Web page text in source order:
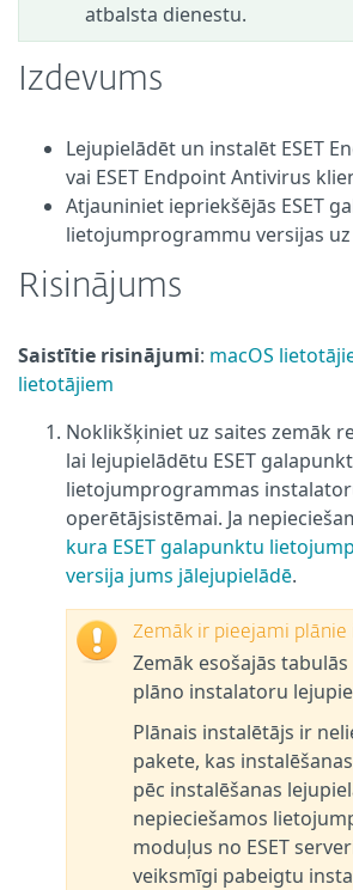
atbalsta dienestu.
Izdevums
Lejupielādēt un instalēt ESET
vai ESET Endpoint Antivirus
Atjauniniet iepriekšējās ESET
lietojumprogrammu versijas
Risinājums
Saistītie risinājumi: macOS
lietotājiem
Noklikšķiniet uz saites zemāk
lai lejupielādētu ESET
lietojumprogrammas
operētājsistēmai. Ja
kura ESET galapunktu
versija jums jālejupielādē.
Zemāk ir pieejami plānie
Zemāk esošajās
plāno instalatoru
Plānais instalētājs ir
pakete, kas
pēc instalēšanas
nepieciešamos
moduļus no ESET
veiksmīgi pabeigtu